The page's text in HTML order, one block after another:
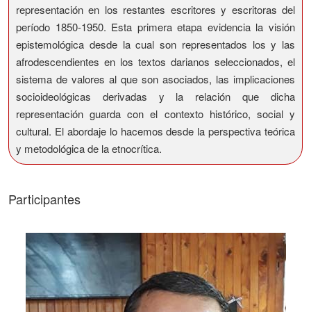
representación en los restantes escritores y escritoras del
período 1850-1950. Esta primera etapa evidencia la visión
epistemológica desde la cual son representados los y las
afrodescendientes en los textos darianos seleccionados, el
sistema de valores al que son asociados, las implicaciones
socioideológicas derivadas y la relación que dicha
representación guarda con el contexto histórico, social y
cultural. El abordaje lo hacemos desde la perspectiva teórica
y metodológica de la etnocrítica.
Participantes